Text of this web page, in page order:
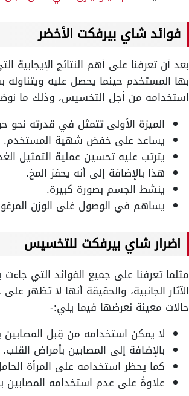
فوائد شاي بيرفكت الأخضر
بعد أن تعرفنا على أهم النتائج
بها المستخدم حينما يحصل عليه
استخدامه من أجل التخسيس، وذلك ما
الميزة الأولى تتمثل في قدرته نحو
يساعد على خفض شهية المستخدم.
يترتب عليه تحسين عملية التمثيل
هذا بالإضافة إلى أنه يحفز المخ.
ينشط الجسم بصورة كبيرة.
يساهم في الوصول غلى الوزن
اضرار شاي بيرفكت للتخسيس
مثلما تعرفنا على جميع الفوائد التي
الآثار الجانبية، والحقيقة أنها لا تظهر
حالات معينة نعرضها فيما يلي:-
لا يمكن استخدامه من قِبل
بالإضافة إلى المصابين بأمراض القلب.
كما يحظر استخدامه على المرأة
علاوةً على عدم استخدامه المصابين